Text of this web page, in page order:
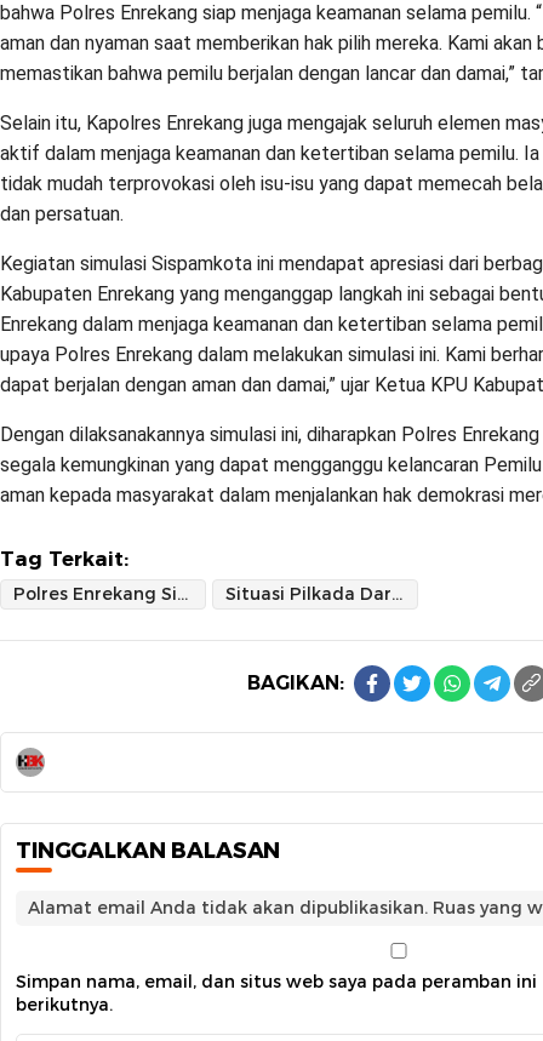
bahwa Polres Enrekang siap menjaga keamanan selama pemilu.
aman dan nyaman saat memberikan hak pilih mereka. Kami
memastikan bahwa pemilu berjalan dengan lancar dan damai,”
Selain itu, Kapolres Enrekang juga mengajak seluruh elemen
aktif dalam menjaga keamanan dan ketertiban selama pemilu.
tidak mudah terprovokasi oleh isu-isu yang dapat memecah
dan persatuan.
Kegiatan simulasi Sispamkota ini mendapat apresiasi dari
Kabupaten Enrekang yang menganggap langkah ini sebagai
Enrekang dalam menjaga keamanan dan ketertiban selama
upaya Polres Enrekang dalam melakukan simulasi ini. Kami
dapat berjalan dengan aman dan damai,” ujar Ketua KPU
Dengan dilaksanakannya simulasi ini, diharapkan Polres
segala kemungkinan yang dapat mengganggu kelancaran
aman kepada masyarakat dalam menjalankan hak demokrasi
Tag Terkait:
Polres Enrekang Sigap dan Tanggap Kondusifkan Massa Ricuh Situasi Pilkada Darurat
BAGIKAN:
TINGGALKAN BALASAN
Alamat email Anda tidak akan dipublikasikan. Ruas yang
Simpan nama, email, dan situs web saya pada peramban
berikutnya.